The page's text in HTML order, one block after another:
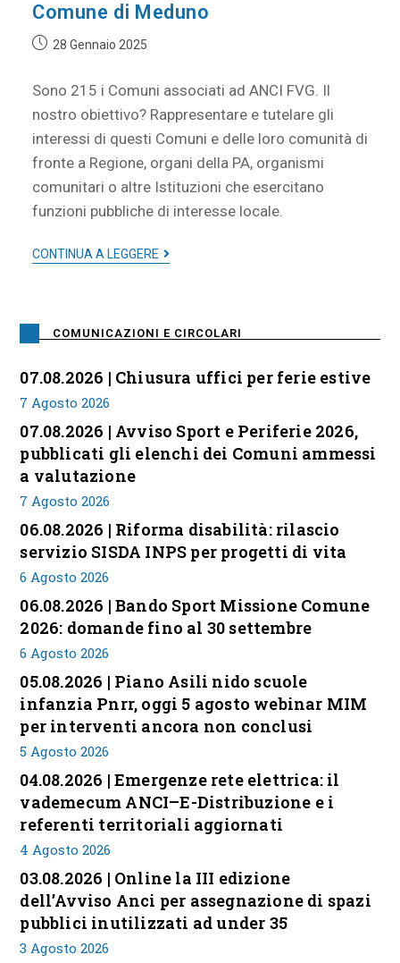
Comune di Meduno
28 Gennaio 2025
Sono 215 i Comuni associati ad ANCI FVG. Il
nostro obiettivo? Rappresentare e tutelare gli
interessi di questi Comuni e delle loro comunità di
fronte a Regione, organi della PA, organismi
comunitari o altre Istituzioni che esercitano
funzioni pubbliche di interesse locale.
CONTINUA A LEGGERE
COMUNICAZIONI E CIRCOLARI
07.08.2026 | Chiusura uffici per ferie estive
7 Agosto 2026
07.08.2026 | Avviso Sport e Periferie 2026,
pubblicati gli elenchi dei Comuni ammessi
a valutazione
7 Agosto 2026
06.08.2026 | Riforma disabilità: rilascio
servizio SISDA INPS per progetti di vita
6 Agosto 2026
06.08.2026 | Bando Sport Missione Comune
2026: domande fino al 30 settembre
6 Agosto 2026
05.08.2026 | Piano Asili nido scuole
infanzia Pnrr, oggi 5 agosto webinar MIM
per interventi ancora non conclusi
5 Agosto 2026
04.08.2026 | Emergenze rete elettrica: il
vademecum ANCI–E-Distribuzione e i
referenti territoriali aggiornati
4 Agosto 2026
03.08.2026 | Online la III edizione
dell’Avviso Anci per assegnazione di spazi
pubblici inutilizzati ad under 35
3 Agosto 2026